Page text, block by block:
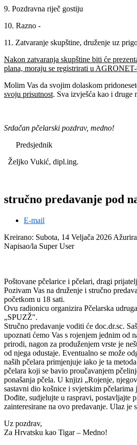
9. Pozdravna riječ gostiju
10. Razno -
11. Zatvaranje skupštine, druženje uz
Nakon zatvaranja skupštine biti će
plana, moraju se registrirati u
Molim Vas da svojim dolaskom
svoju prisutnost. Sva izvješća kao i druge
Srdačan pčelarski pozdrav, medno!
Predsjednik
Željko Vukić, dipl.ing.
stručno predavanje pod
E-mail
Kreirano: Subota, 14 Veljača 2026
Napisao/la Super User
Poštovane pčelarice i pčelari, dragi
Pozivam Vas na druženje i stručno
početkom u 18 sati.
Ovu radionicu organizira Pčelarska
„SPUZŽ".
Stručno predavanje voditi će doc.dr.sc.
upoznati ćemo Vas s rojenjem jednim od
prirodi, nagon za produženjem vrste je
od njega odustaje. Eventualno se može
naših pčelara primjenjuje iako je ta
pčelara koji se bavio proučavanjem
ponašanja pčela. U knjizi „Rojenje,
sastavni dio košnice i svjetskim
Dođite, sudjelujte u raspravi, postavljajte
zainteresirane na ovo predavanje. Ulaz je
Uz pozdrav,
Za Hrvatsku kao Tigar – Medno!